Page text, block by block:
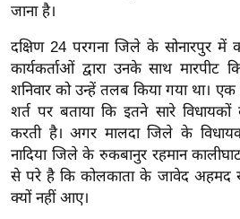
व
र्ल्ड
न्यू
ज
ब्री
फ
म
नो
रं
जाना है।
दक्षिण 24 परगना जिले के सोनारपुर में
कार्यकर्ताओं द्वारा उनके साथ
शनिवार को उन्हें तलब किया गया था।
शर्त पर बताया कि इतने सारे
करती है। अगर मालदा जिले के
नादिया जिले के रुकबानुर रहमान
से परे है कि कोलकाता के जावेद अहमद
क्यों नहीं आए।